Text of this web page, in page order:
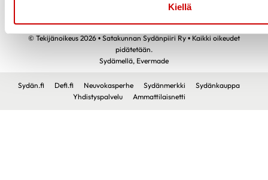
Kiellä
© Tekijänoikeus 2026 • Satakunnan Sydänpiiri Ry • Kaikki oikeudet
pidätetään.
Sydämellä, Evermade
Sydän.fi Defi.fi Neuvokasperhe Sydänmerkki
Sydänkauppa
Yhdistyspalvelu
Ammattilaisnetti